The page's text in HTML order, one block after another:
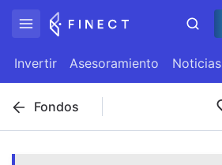
Invertir Asesoramiento Noticias
Fondos